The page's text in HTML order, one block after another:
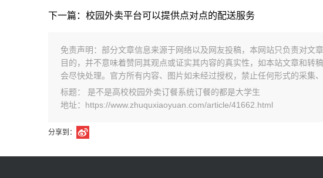
下一篇：校园外卖平台可以提供点对点的配送服务
免责声明：部分文章信息来源于网络以及网友投稿，本网站只负责对文
目的，并不意味着赞同其观点或证实其内容的真实性，如本站文章和转
会尽快处理。官方所有内容、图片如未经过授权，禁止任何形式的采集
标题： 是不是高校校园外卖订餐系统订餐的都是大学生
地址：https://www.zhuquxiaoyuan.com/article/41662.html
分享到：